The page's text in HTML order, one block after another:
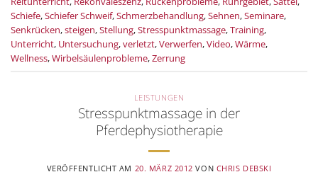
Schiefe,Schiefer Schweif,Schmerzbehandlung,Sehnen,Seminare,
Senkrücken,steigen,Stellung,Stresspunktmassage,Training,
Unterricht, Untersuchung,verletzt,Verwerfen,Video,Wärme,
Wellness,Wirbelsäulenprobleme,Zerrung
LEISTUNGEN
Stresspunktmassage in der
Pferdephysiotherapie
VERÖFFENTLICHT AM 20. MÄRZ 2012 VON CHRIS DEBSKI